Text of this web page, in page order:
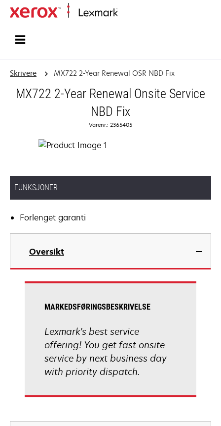
Skrivere MX722 2-Year Renewal OSR NBD Fix
MX722 2-Year Renewal Onsite Service
NBD Fix
Varenr.: 2365405
FUNKSJONER
Forlenget garanti
Oversikt
MARKEDSFØRINGSBESKRIVELSE
Lexmark's best service
offering! You get fast onsite
service by next business day
with priority dispatch.